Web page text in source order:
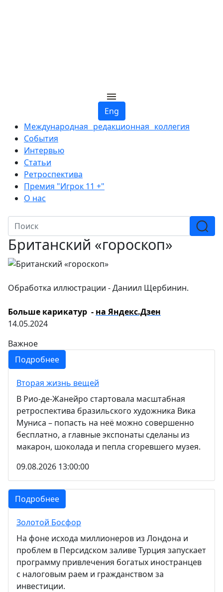
Eng
Международная редакционная коллегия
События
Интервью
Статьи
Ретроспектива
Премия "Игрок 11 +"
О нас
Британский «гороскоп»
Обработка иллюстрации - Даниил Щербинин.
Больше карикатур - на Яндекс.Дзен
14.05.2024
Важное
Подробнее
Вторая жизнь вещей
В Рио-де-Жанейро стартовала масштабная
ретроспектива бразильского художника Вика
Муниса – попасть на неё можно совершенно
бесплатно, а главные экспонаты сделаны из
макарон, шоколада и пепла сгоревшего музея.
09.08.2026 13:00:00
Подробнее
Золотой Босфор
На фоне исхода миллионеров из Лондона и
проблем в Персидском заливе Турция запускает
программу привлечения богатых иностранцев
с налоговым раем и гражданством за
инвестиции.